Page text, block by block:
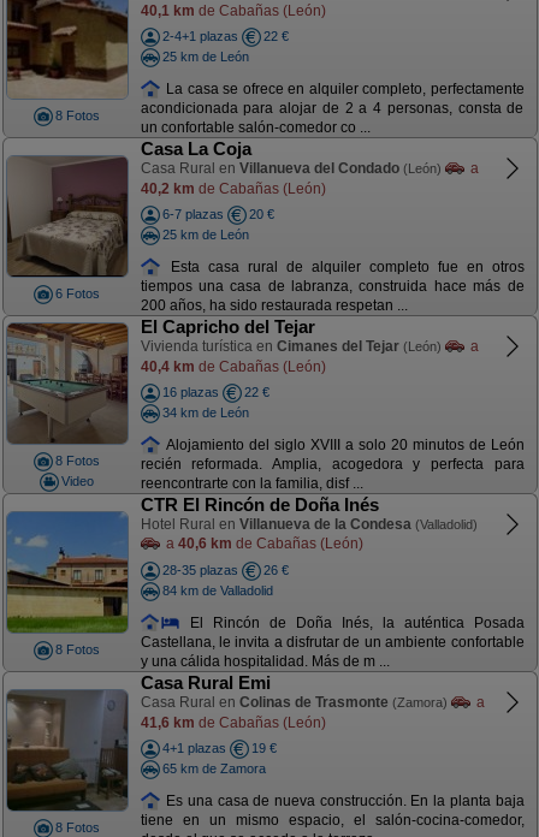
8 Fotos
40,1 km de Cabañas (León)
2-4+1 plazas
22 €
25 km de León
La casa se ofrece en alquiler completo, perfectamente
acondicionada para alojar de 2 a 4 personas, consta de
un confortable salón-comedor co ...
6 Fotos
Casa La Coja
Casa Rural en Villanueva del Condado (León)
a
40,2 km de Cabañas (León)
6-7 plazas
20 €
25 km de León
Esta casa rural de alquiler completo fue en otros
tiempos una casa de labranza, construida hace más de
200 años, ha sido restaurada respetan ...
8 Fotos
Video
El Capricho del Tejar
Vivienda turística en Cimanes del Tejar (León)
a
40,4 km de Cabañas (León)
16 plazas
22 €
34 km de León
Alojamiento del siglo XVIII a solo 20 minutos de León
recién reformada. Amplia, acogedora y perfecta para
reencontrarte con la familia, disf ...
8 Fotos
CTR El Rincón de Doña Inés
Hotel Rural en Villanueva de la Condesa (Valladolid)
a 40,6 km de Cabañas (León)
28-35 plazas
26 €
84 km de Valladolid
El Rincón de Doña Inés, la auténtica Posada
Castellana, le invita a disfrutar de un ambiente confortable
y una cálida hospitalidad. Más de m ...
8 Fotos
Casa Rural Emi
Casa Rural en Colinas de Trasmonte (Zamora)
a
41,6 km de Cabañas (León)
4+1 plazas
19 €
65 km de Zamora
Es una casa de nueva construcción. En la planta baja
tiene en un mismo espacio, el salón-cocina-comedor,